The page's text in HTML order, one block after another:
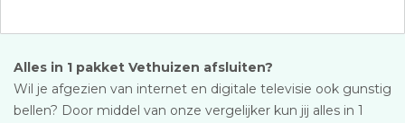
Alles in 1 pakket Vethuizen afsluiten?
Wil je afgezien van internet en digitale televisie ook gunstig
bellen? Door middel van onze vergelijker kun jij alles in 1